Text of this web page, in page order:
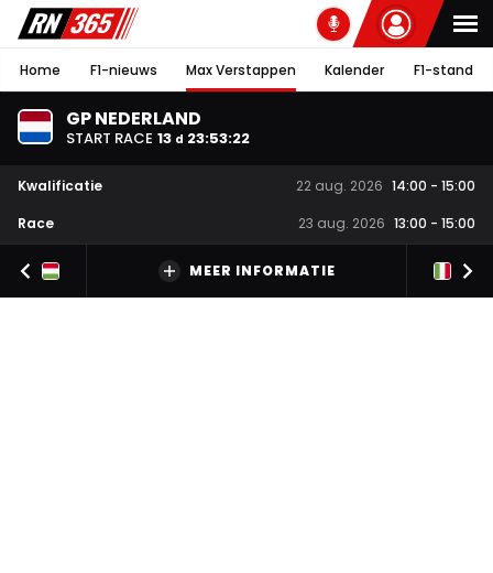
Home F1-nieuws Max Verstappen Kalender F1-stand
GP NEDERLAND
START RACE 13 d 23:53:21
Kwalificatie 22 aug. 2026 14:00 - 15:00
Race
23 aug. 2026 13:00 - 15:00
MEER INFORMATIE